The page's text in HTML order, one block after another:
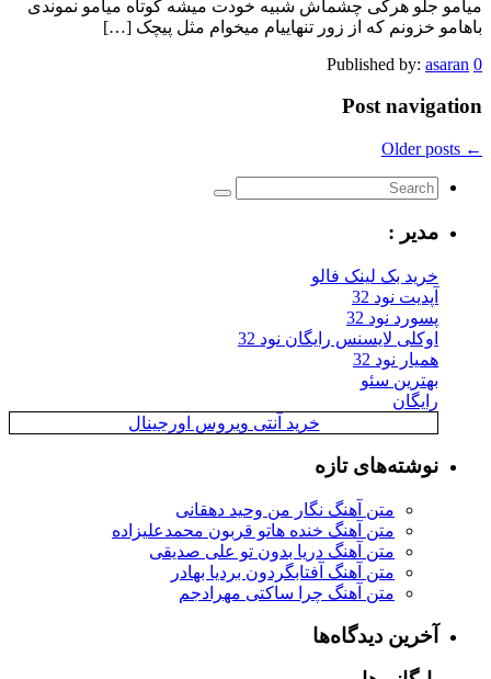
میامو جلو هرکی چشماش شبیه خودت میشه کوتاه میامو نموندی
باهامو خزونم که از زور تنهاییام میخوام مثل پیچک […]
Published by: asaran 0
Post navigation
← Older posts
مدیر :
خرید بک لینک فالو
آپدیت نود 32
پسورد نود 32
اوکلی لایسنس رایگان نود 32
همیار نود 32
بهترین سئو
رایگان
خرید آنتی ویروس اورجینال
نوشته‌های تازه
متن آهنگ نگار من وحید دهقانی
متن آهنگ خنده هاتو قربون محمدعلیزاده
متن آهنگ دریا بدون تو علی صدیقی
متن آهنگ آفتابگردون بردیا بهادر
متن آهنگ چرا ساکتی مهرادجم
آخرین دیدگاه‌ها